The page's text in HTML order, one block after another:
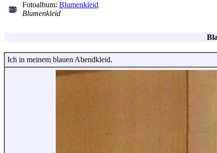
Fotoalbum: Blumenkleid
Blumenkleid
Ich in meinem blauen Abendkleid.